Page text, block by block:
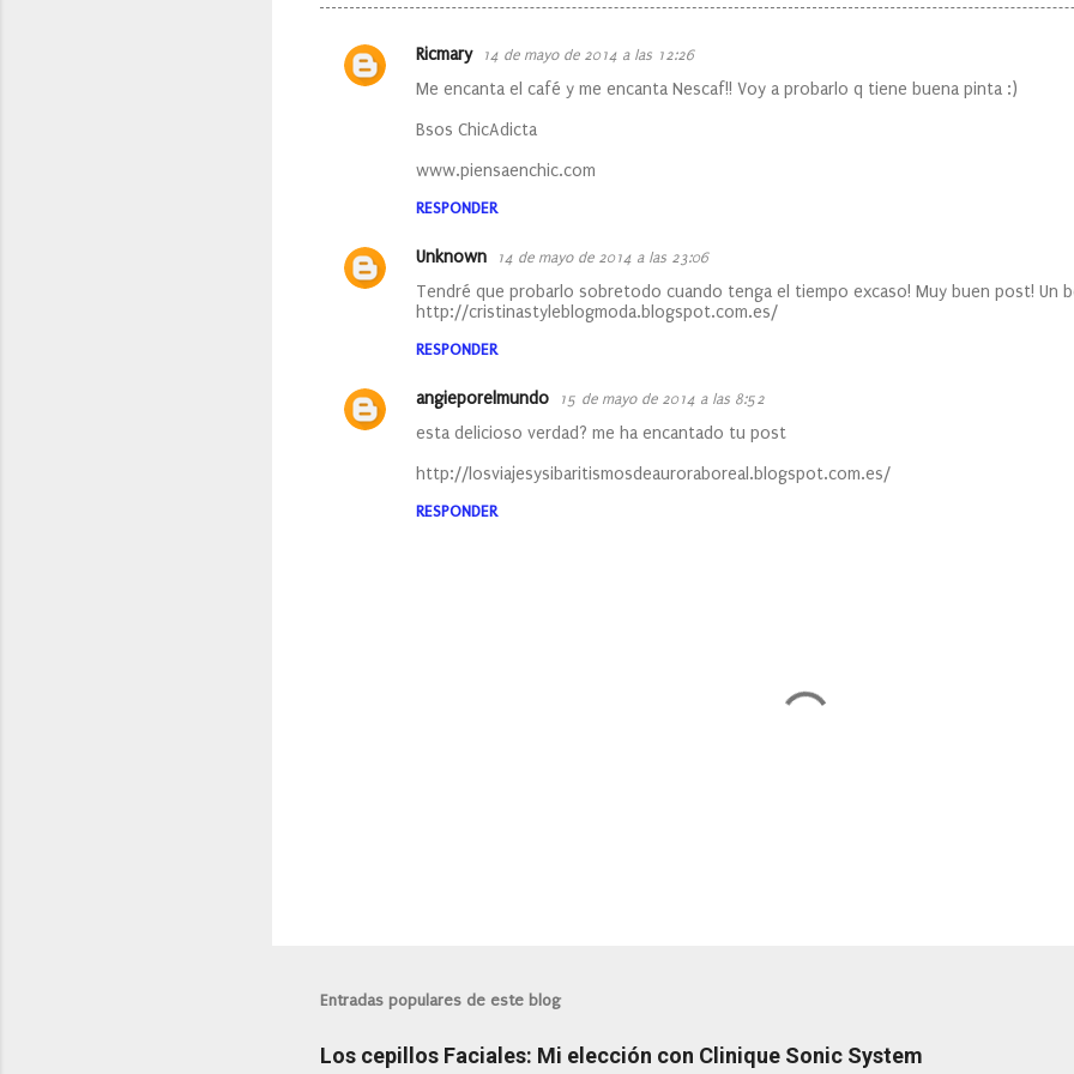
C
a
s
Ricmary 14 de mayo de 2014 a las 12:26
Me encanta el café y me encanta Nescaf!! Voy a probarlo q tiene buena pinta :)
Bsos ChicAdicta
www.piensaenchic.com
RESPONDER
Unknown 14 de mayo de 2014 a las 23:06
Tendré que probarlo sobretodo cuando tenga el tiempo excaso! Muy buen post! Un
http://cristinastyleblogmoda.blogspot.com.es/
RESPONDER
angieporelmundo 15 de mayo de 2014 a las 8:52
esta delicioso verdad? me ha encantado tu post
http://losviajesysibaritismosdeauroraboreal.blogspot.com.es/
RESPONDER
i
r
Entradas populares de este blog
Los cepillos Faciales: Mi elección con Clinique Sonic System